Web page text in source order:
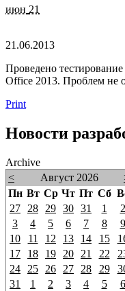
июн 21
21.06.2013
Проведено
Office 2013. Проблем не
Print
Новости
Archive
<
Август 2026
Пн Вт Ср Чт Пт Сб
27
28 29 30 31 1
2
3
4 5 6 7 8
9
10
11 12 13 14 15
17
18 19 20 21 22
24
25 26 27 28 29
31
1 2 3 4 5
6